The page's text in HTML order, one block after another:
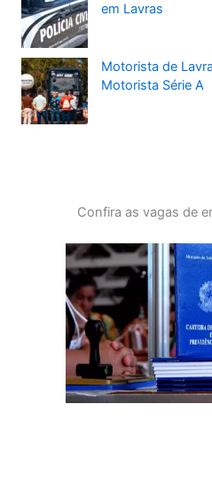
em Lavras
Motorista de
Motorista Série A
Confira as vagas de